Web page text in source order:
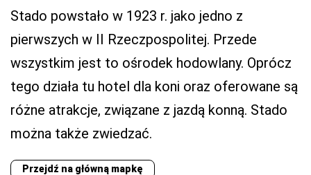
Stado powstało w 1923 r. jako jedno z
pierwszych w II Rzeczpospolitej. Przede
wszystkim jest to ośrodek hodowlany. Oprócz
tego działa tu hotel dla koni oraz oferowane są
różne atrakcje, związane z jazdą konną. Stado
można także zwiedzać.
Przejdź na główną mapkę